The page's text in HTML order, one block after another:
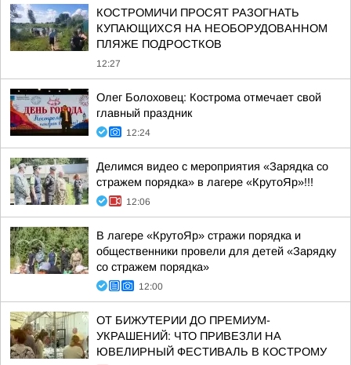
КОСТРОМИЧИ ПРОСЯТ РАЗОГНАТЬ
КУПАЮЩИХСЯ НА НЕОБОРУДОВАННОМ
ПЛЯЖЕ ПОДРОСТКОВ
12:27
Олег Болоховец: Кострома отмечает свой
главный праздник
12:24
Делимся видео с мероприятия «Зарядка со
стражем порядка» в лагере «КрутоЯр»!!!
12:06
В лагере «КрутоЯр» стражи порядка и
общественники провели для детей «Зарядку
со стражем порядка»
12:00
ОТ БИЖУТЕРИИ ДО ПРЕМИУМ-
УКРАШЕНИЙ: ЧТО ПРИВЕЗЛИ НА
ЮВЕЛИРНЫЙ ФЕСТИВАЛЬ В КОСТРОМУ